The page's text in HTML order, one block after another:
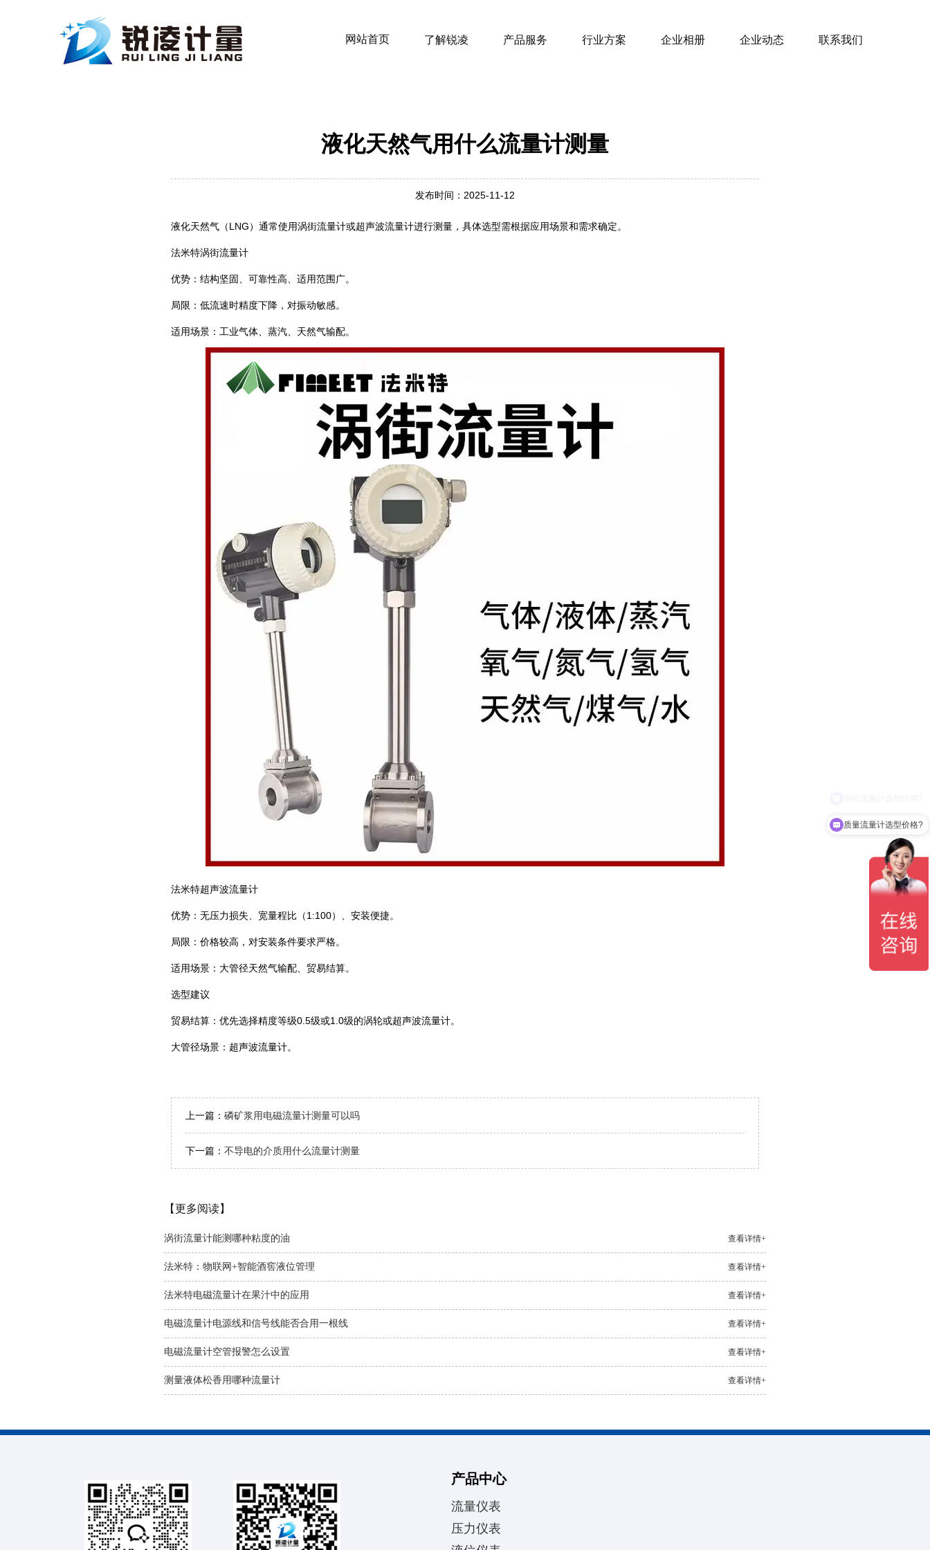
网站首页 了解锐凌 产品服务 行业方案 企业相册 企业动态 联系我们
液化天然气用什么流量计测量
发布时间：2025-11-12
液化天然气（LNG）通常使用涡街流量计或超声波流量计进行测量，具体选型需根据应用场景和需求确定。
法米特涡街流量计
优势：结构坚固、可靠性高、适用范围广。
局限：低流速时精度下降，对振动敏感。
适用场景：工业气体、蒸汽、天然气输配。 ‌
法米特超声波流量计
优势：无压力损失、宽量程比（1:100）、安装便捷。
局限：价格较高，对安装条件要求严格。
适用场景：大管径天然气输配、贸易结算。 ‌
选型建议
贸易结算：优先选择精度等级0.5级或1.0级的涡轮或超声波流量计。 ‌
大管径场景：超声波流量计。
上一篇： 磷矿浆用电磁流量计测量可以吗
下一篇： 不导电的介质用什么流量计测量
【更多阅读】
查看详情+
涡街流量计能测哪种粘度的油
查看详情+
法米特：物联网+智能酒窖液位管理
查看详情+
法米特电磁流量计在果汁中的应用
查看详情+
电磁流量计电源线和信号线能否合用一根线
查看详情+
电磁流量计空管报警怎么设置
查看详情+
测量液体松香用哪种流量计
产品中心
流量仪表
压力仪表
质量流量计选型价格?